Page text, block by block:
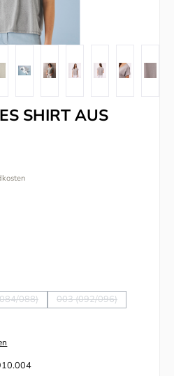
SHIRT AUS
nicht verfügbar.)
nicht verfügbar.)
088)
(Diese Option ist zurzeit nicht verfügbar.)
003 (092/096)
(Diese Option ist
nicht verfügbar.)